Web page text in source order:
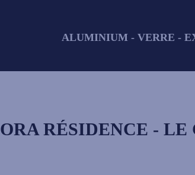
ALUMINIUM - VERRE -
ORA RÉSIDENCE -